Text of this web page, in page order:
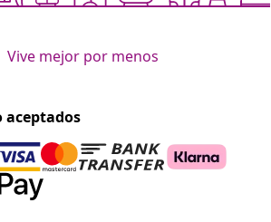
Vive mejor por menos
aceptados